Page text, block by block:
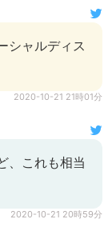
シャルディス
2020-10-21 21時01分
、これも相当
2020-10-21 20時59分